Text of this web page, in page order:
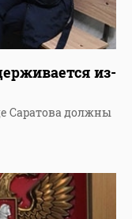
из-
Саратова должны